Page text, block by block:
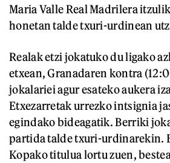
Maria Valle Real Madrilera
honetan talde txuri-urdinean
Realak etzi jokatuko du ligako
etxean, Granadaren kontra
jokalariei agur esateko aukera
Etxezarretak urrezko intsignia
egindako bideagatik. Berriki
partida talde txuri-urdinarekin.
Kopako titulua lortu zuen,